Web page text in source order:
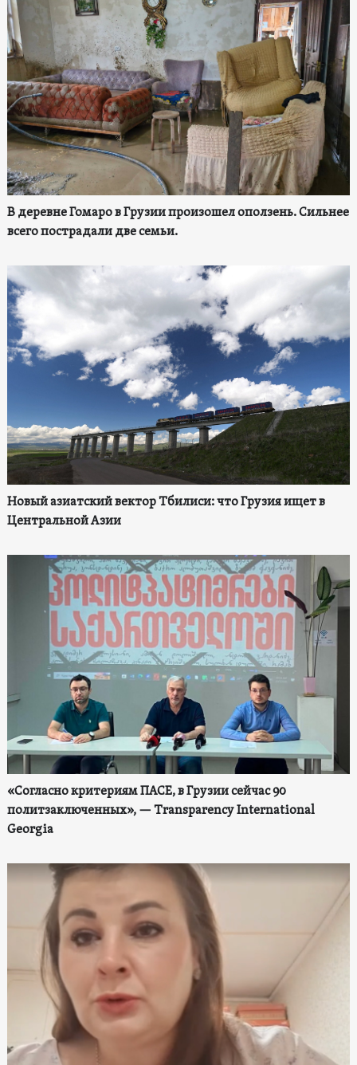
В деревне Гомаро в Грузии произошел оползень. Сильнее
всего пострадали две семьи.
Новый азиатский вектор Тбилиси: что Грузия ищет в
Центральной Азии
«Согласно критериям ПАСЕ, в Грузии сейчас 90
политзаключенных», — Transparency International
Georgia